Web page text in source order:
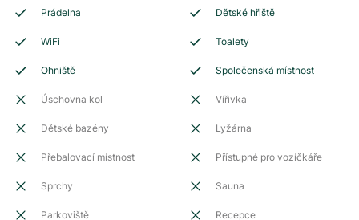
Prádelna Dětské hřiště
WiFi Toalety
Ohniště Společenská místnost
Úschovna kol Vířivka
Dětské bazény Lyžárna
Přebalovací místnost Přístupné pro vozíčkáře
Sprchy Sauna
Parkoviště Recepce